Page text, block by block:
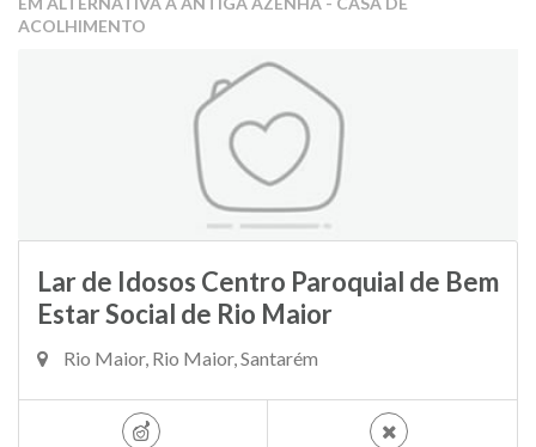
ACOLHIMENTO
Lar de Idosos Centro Paroquial de Bem
Estar Social de Rio Maior
Rio Maior, Rio Maior, Santarém